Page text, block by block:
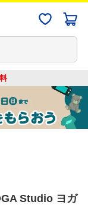
Studio ヨガ